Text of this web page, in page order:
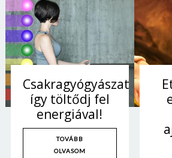
Csakragyógyászat:
így töltődj fel
energiával!
TOVÁBB
OLVASOM